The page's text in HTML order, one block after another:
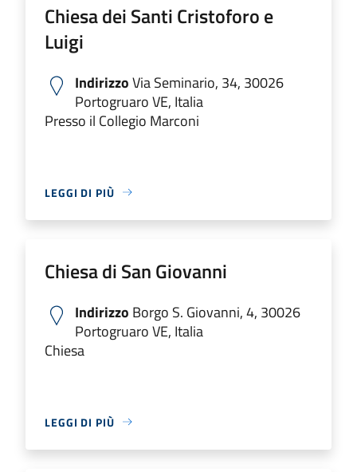
Chiesa dei Santi Cristoforo e
Luigi
IndirizzoVia Seminario, 34, 30026
Portogruaro VE, Italia
Presso il Collegio Marconi
LEGGI DI PIÙ
Chiesa di San Giovanni
Indirizzo Borgo S. Giovanni, 4, 30026
Portogruaro VE, Italia
Chiesa
LEGGI DI PIÙ